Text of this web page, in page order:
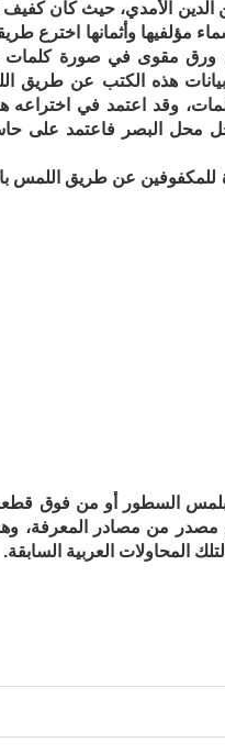
الدين الأمدي، حيث كان
وأثمانها اخترع طريقة
ورق مقوى في صورة
بيانات هذه الكتب عن طريق
وقد اعتمد في اختراعه
محل البصر فاعتمد على
عن طريق اللمس
بلمس السطور أو من فوق
من مصادر المعرفة، وهو
المحاولات العربية السابقة.